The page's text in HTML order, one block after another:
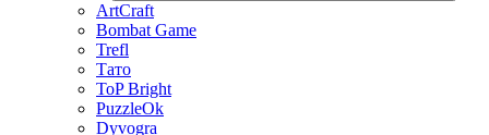
ArtCraft
Bombat Game
Trefl
Тато
ToP Bright
PuzzleOk
Dyvogra